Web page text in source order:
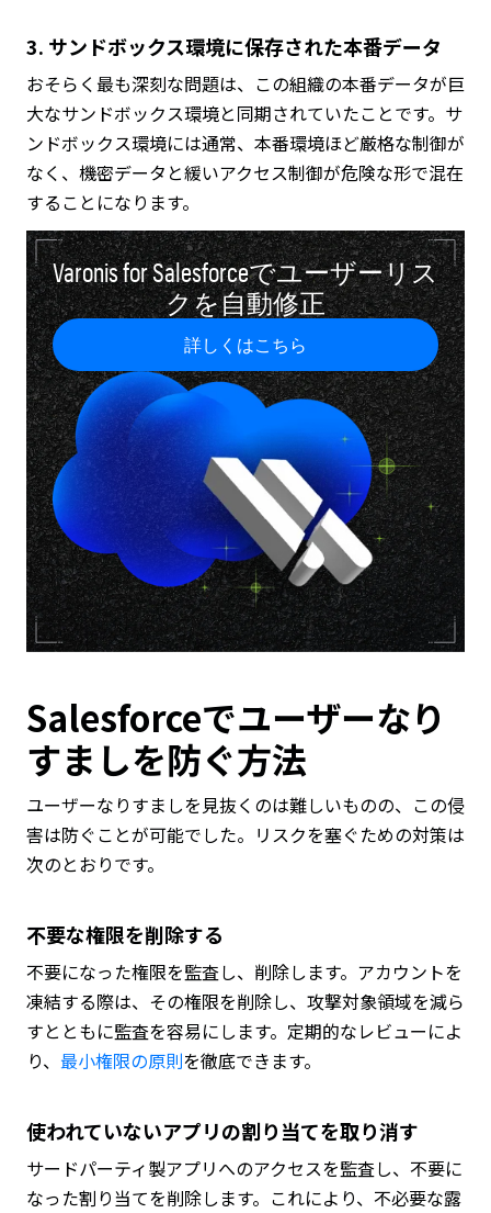
3. サンドボックス環境に保存された本番データ
おそらく最も深刻な問題は、この組織の本番データが巨
大なサンドボックス環境と同期されていたことです。サ
ンドボックス環境には通常、本番環境ほど厳格な制御が
なく、機密データと緩いアクセス制御が危険な形で混在
することになります。
Varonis for Salesforceでユーザーリス
クを自動修正
詳しくはこちら
Salesforceでユーザーなり
すましを防ぐ方法
ユーザーなりすましを見抜くのは難しいものの、この侵
害は防ぐことが可能でした。リスクを塞ぐための対策は
次のとおりです。
不要な権限を削除する
不要になった権限を監査し、削除します。アカウントを
凍結する際は、その権限を削除し、攻撃対象領域を減ら
すとともに監査を容易にします。定期的なレビューによ
り、 最小権限の原則を徹底できます。
使われていないアプリの割り当てを取り消す
サードパーティ製アプリへのアクセスを監査し、不要に
なった割り当てを削除します。これにより、不必要な露